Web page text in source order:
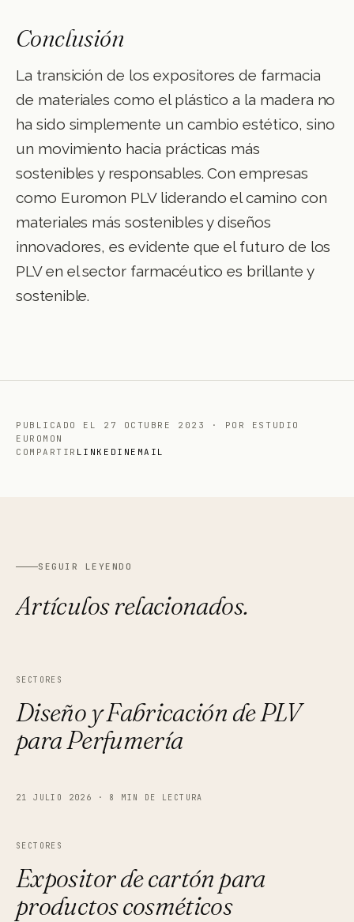
Conclusión
La transición de los expositores de farmacia
de materiales como el plástico a la madera no
ha sido simplemente un cambio estético, sino
un movimiento hacia prácticas más
sostenibles y responsables. Con empresas
como Euromon PLV liderando el camino con
materiales más sostenibles y diseños
innovadores, es evidente que el futuro de los
PLV en el sector farmacéutico es brillante y
sostenible.
PUBLICADO EL 27 OCTUBRE 2023 · POR ESTUDIO
EUROMON
COMPARTIR LINKEDIN EMAIL
SEGUIR LEYENDO
Artículos relacionados.
SECTORES
Diseño y Fabricación de PLV
para Perfumería
21 JULIO 2026 · 8 MIN DE LECTURA
SECTORES
Expositor de cartón para
productos cosméticos